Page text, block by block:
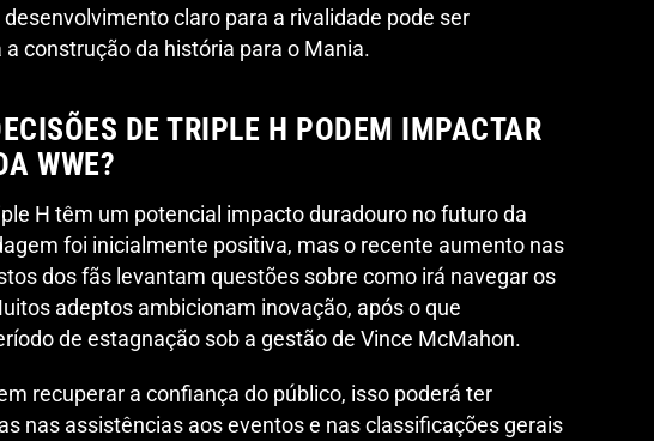
claro para a rivalidade pode ser
construção da história para o Mania.
DE TRIPLE H PODEM IMPACTAR
WWE?
H têm um potencial impacto duradouro no futuro da
foi inicialmente positiva, mas o recente aumento nas
dos fãs levantam questões sobre como irá navegar os
adeptos ambicionam inovação, após o que
de estagnação sob a gestão de Vince McMahon.
recuperar a confiança do público, isso poderá ter
nas assistências aos eventos e nas classificações gerais